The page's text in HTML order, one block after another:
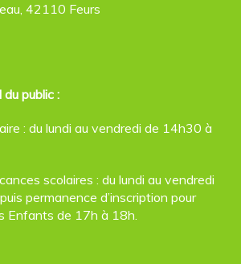
42110 Feurs
du public :
: du lundi au vendredi de 14h30 à
scolaires : du lundi au vendredi
permanence d’inscription pour
Enfants de 17h à 18h.